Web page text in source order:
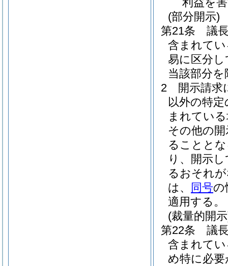
(部分開示)
第21条
議
含まれて
易に区分
当該部分
2
開示請求
以外の特
まれてい
その他の
ることと
り、開示
るおそれ
は、
同号の
適用する。
(裁量的開
第22条
議
含まれて
め特に必